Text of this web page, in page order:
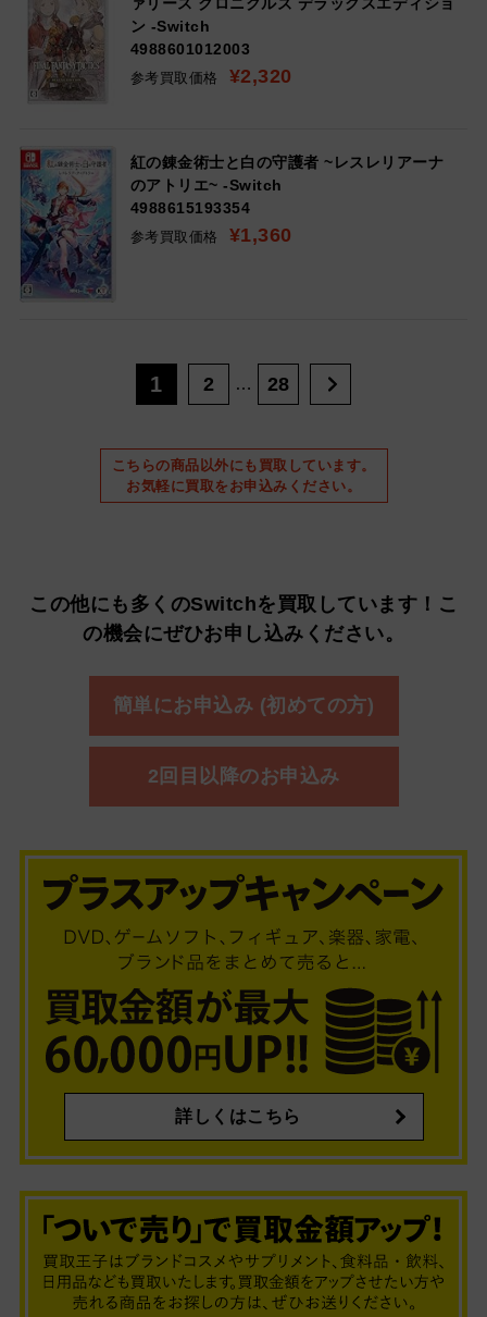
参考買取価格 ¥2,320
ァリース クロニクルズ デラックスエディショ
ン -Switch
4988601012003
参考買取価格 ¥1,360
紅の錬金術士と白の守護者 ~レスレリアーナ
のアトリエ~ -Switch
4988615193354
1 2 … 28
こちらの商品以外にも買取しています。
お気軽に買取をお申込みください。
この他にも多くのSwitchを買取しています！ こ
の機会にぜひお申し込みください。
簡単にお申込み (初めての方)
2回目以降のお申込み
詳しくはこちら